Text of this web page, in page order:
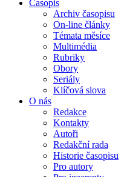
Časopis
Archiv časopisu
On-line články
Témata měsíce
Multimédia
Rubriky
Obory
Seriály
Klíčová slova
O nás
Redakce
Kontakty
Autoři
Redakční rada
Historie časopisu
Pro autory